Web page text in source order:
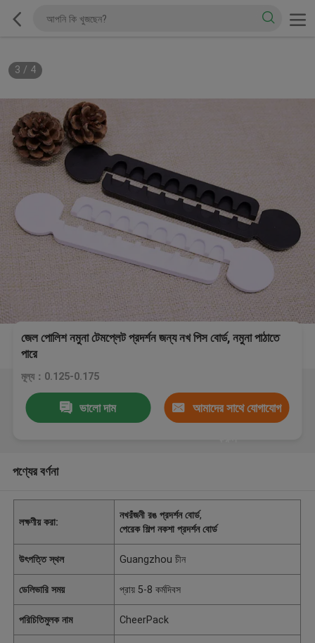
3 / 4
জেল পোলিশ নমুনা টেমপ্লেট প্রদর্শন জন্য নখ পিস বোর্ড, নমুনা পাঠাতে
পারে
মূল্য：0.125-0.175
ভালো দাম আমাদের সাথে যোগাযোগ
পণ্যের বর্ণনা
লক্ষণীয় করা:
নখরঁজনী রঙ প্রদর্শন বোর্ড,
পেরেক শিল্প নকশা প্রদর্শন বোর্ড
উৎপত্তি স্থল Guangzhou চীন
ডেলিভারি সময় প্রায় 5-8 কর্মদিবস
পরিচিতিমুলক নাম CheerPack